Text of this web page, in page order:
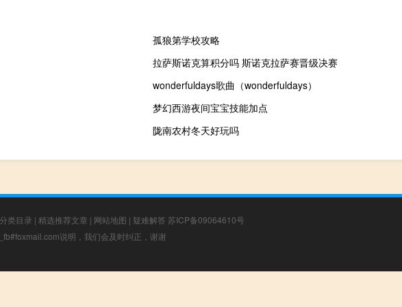
孤狼第学校攻略
拉萨斯诺克算积分吗 斯诺克拉萨赛晋级决赛
wonderfuldays歌曲（wonderfuldays）
梦幻西游夜间宝宝技能加点
陇南农村冬天好玩吗
类目录 | 精选推荐文章 | 网站地图 | 疑难解答 苏ICP备09064610号
说明，我们会及时纠正，谢谢